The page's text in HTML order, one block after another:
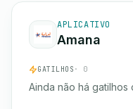
APLICATIVO
Amana
GATILHOS · 0
Ainda não há gatilhos